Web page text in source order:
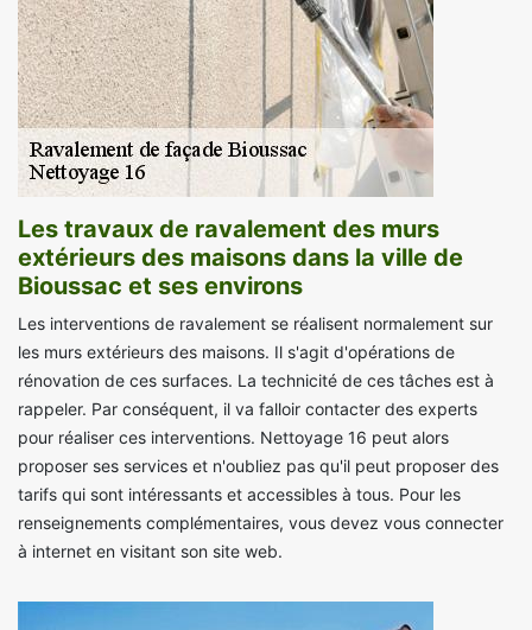
Les travaux de ravalement des murs
extérieurs des maisons dans la ville de
Bioussac et ses environs
Les interventions de ravalement se réalisent normalement sur
les murs extérieurs des maisons. Il s'agit d'opérations de
rénovation de ces surfaces. La technicité de ces tâches est à
rappeler. Par conséquent, il va falloir contacter des experts
pour réaliser ces interventions. Nettoyage 16 peut alors
proposer ses services et n'oubliez pas qu'il peut proposer des
tarifs qui sont intéressants et accessibles à tous. Pour les
renseignements complémentaires, vous devez vous connecter
à internet en visitant son site web.